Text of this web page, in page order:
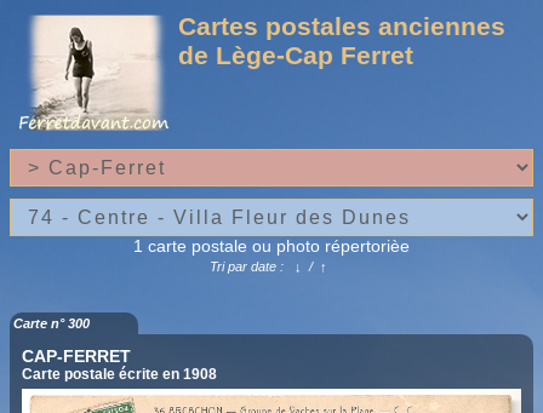
Cartes postales anciennes
de Lège-Cap Ferret
1 carte postale ou photo répertorièe
Tri par date : ↓ /↑
Carte n° 300
CAP-FERRET
Carte postale écrite en 1908